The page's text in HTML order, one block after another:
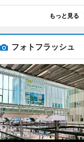
もっと見る
フォトフラッシュ